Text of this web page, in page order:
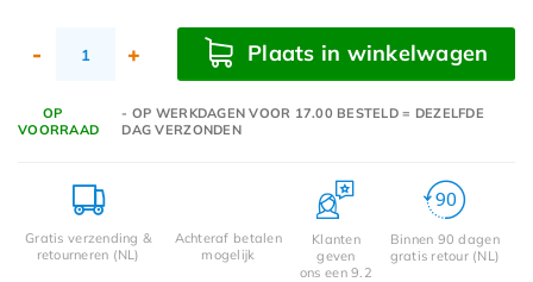
- + Plaats in winkelwagen
OP
VOORRAAD
- OP WERKDAGEN VOOR 17.00 BESTELD = DEZELFDE
DAG VERZONDEN
Gratis verzending &
retourneren (NL)
Achteraf betalen
mogelijk
Klanten
geven
ons een 9.2
Binnen 90 dagen
gratis retour (NL)